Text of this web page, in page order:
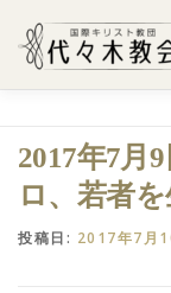
2017年7月
ロ、若者を
投稿日: 2017年7月